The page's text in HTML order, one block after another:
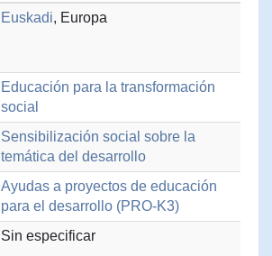
Euskadi, Europa
Educación para la transformación
social
Sensibilización social sobre la
temática del desarrollo
Ayudas a proyectos de educación
para el desarrollo (PRO-K3)
Sin especificar